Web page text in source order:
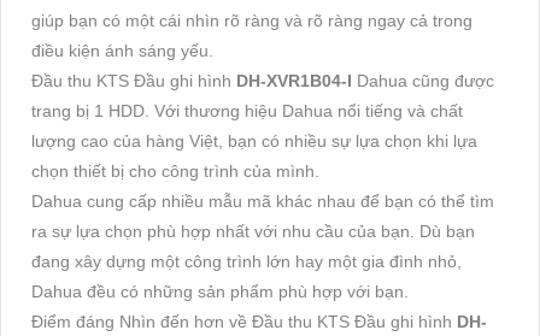
giúp bạn có một cái nhìn rõ ràng và rõ ràng ngay cả trong
điều kiện ánh sáng yếu.
Đầu thu KTS Đầu ghi hình DH-XVR1B04-I Dahua cũng được
trang bị 1 HDD. Với thương hiệu Dahua nổi tiếng và chất
lượng cao của hàng Việt, bạn có nhiều sự lựa chọn khi lựa
chọn thiết bị cho công trình của mình.
Dahua cung cấp nhiều mẫu mã khác nhau để bạn có thể tìm
ra sự lựa chọn phù hợp nhất với nhu cầu của bạn. Dù bạn
đang xây dựng một công trình lớn hay một gia đình nhỏ,
Dahua đều có những sản phẩm phù hợp với bạn.
Điểm đáng Nhìn đến hơn về Đầu thu KTS Đầu ghi hình DH-